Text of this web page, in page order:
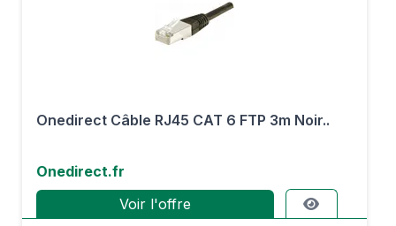
Onedirect Câble RJ45 CAT 6 FTP 3m Noir..
Onedirect.fr
Voir l'offre